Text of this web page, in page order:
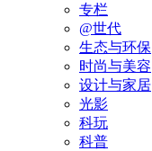
专栏
@世代
生态与环保
时尚与美容
设计与家居
光影
科玩
科普